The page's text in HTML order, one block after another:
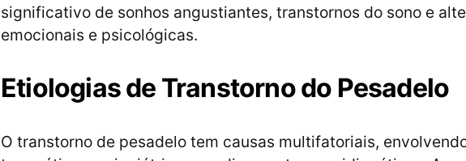
significativo de sonhos angustiantes, transtornos do sono e
emocionais e psicológicas.
Etiologias de Transtorno do Pesadelo
O transtorno de pesadelo tem causas multifatoriais,